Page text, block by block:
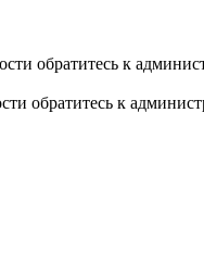
обратитесь к
обратитесь к